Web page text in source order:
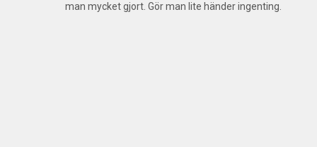
man mycket gjort. Gör man lite händer ingenting.